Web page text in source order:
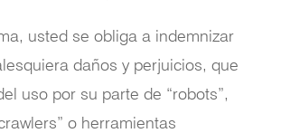
usted se obliga a indemnizar
daños y perjuicios, que
uso por su parte de “robots”,
o herramientas